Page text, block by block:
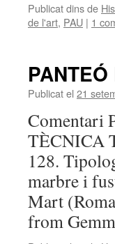
Publicat dins de
de l'art, PAU | 1
Publicat el 21
Comentari
TÈCNICA
128.
marbre i
Mart
from